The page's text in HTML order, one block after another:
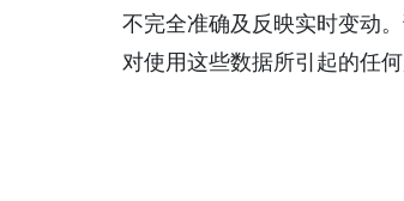
不完全准确及反映实时变动
对使用这些数据所引起的任何